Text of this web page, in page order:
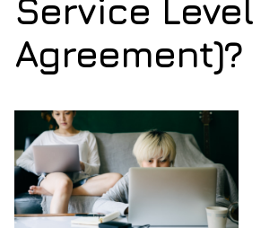
Service Level
Agreement)?